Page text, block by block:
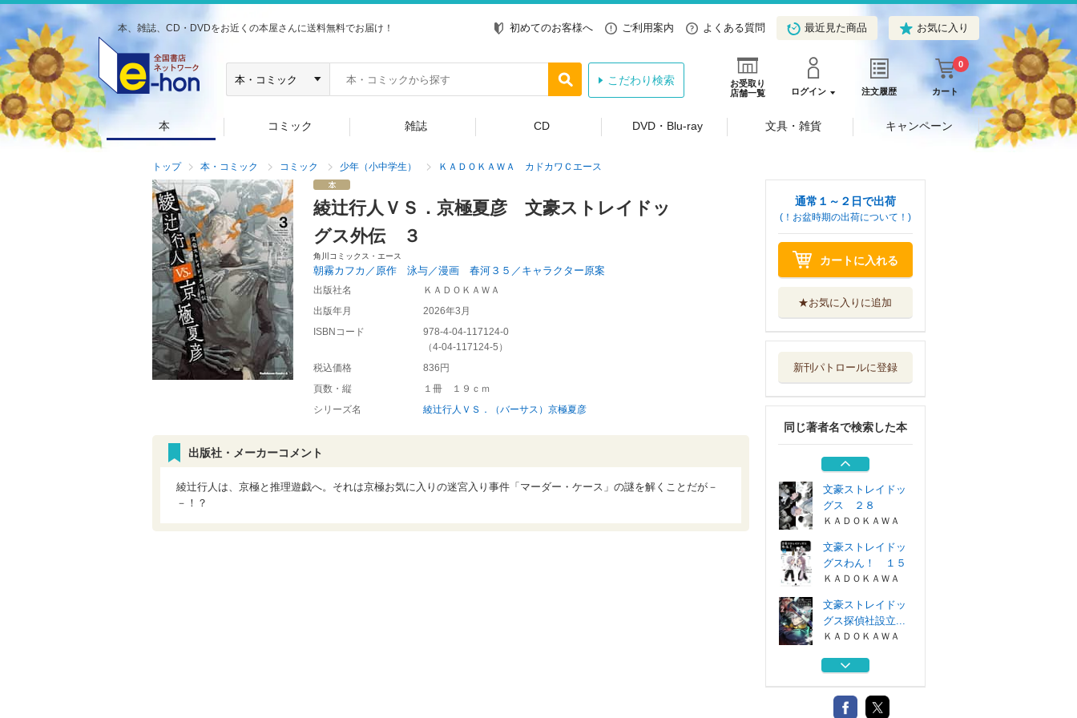
本、雑誌、CD・DVDをお近くの本屋さんに送料無料でお届け！ 初めてのお客様へ ご利用案内 よくある質問 最近見た商品 お気に入り
お受取り
店舗一覧
ログイン 注文履歴 カート
0
こだわり検索
本 コミック 雑誌 CD DVD・Blu-ray 文具・雑貨 キャンペーン
トップ 本・コミック コミック 少年（小中学生） ＫＡＤＯＫＡＷＡ カドカワＣエース
綾辻行人ＶＳ．京極夏彦 文豪ストレイドッ
グス外伝 ３
角川コミックス・エース
朝霧カフカ／原作 泳与／漫画 春河３５／キャラクター原案
出版社名
ＫＡＤＯＫＡＷＡ
出版年月
2026年3月
ISBNコード
978-4-04-117124-0
（4-04-117124-5 ）
税込価格
836円
頁数・縦
１冊 １９ｃｍ
シリーズ名
綾辻行人ＶＳ．（バーサス）京極夏彦
出版社・メーカーコメント
綾辻行人は、京極と推理遊戯へ。それは京極お気に入りの迷宮入り事件「マーダー・ケース」の謎を解くことだが－
－！？
通常１～２日で出荷
(！お盆時期の出荷について！)
カートに入れる
★お気に入りに追加
新刊パトロールに登録
同じ著者名で検索した本
文豪ストレイドッ
グスわん！ １５
文豪ストレイドッ
ＫＡＤＯＫＡＷＡ
文豪ストレイドッ
グス探偵社設立...
ＫＡＤＯＫＡＷＡ
文豪ストレイドッ
グス ２８
ＫＡＤＯＫＡＷＡ
文豪ストレイドッ
グスわん！ １５
ＫＡＤＯＫＡＷＡ
文豪ストレイドッ
グス探偵社設立...
ＫＡＤＯＫＡＷＡ
文豪ストレイドッ
ＫＡＤＯＫＡＷＡ